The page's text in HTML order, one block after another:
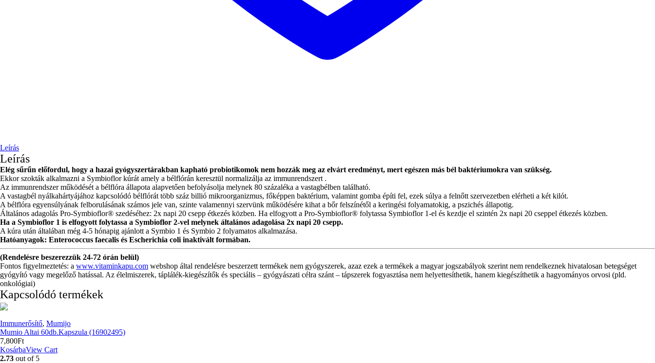
Leírás
Leírás
Elég sűrűn előfordul, hogy a hazai gyógyszertárakban kapható probiotikomok nem hozzák meg az elvárt eredményt, mert egészen más bél baktériumokra van szükség.
Ekkor szokták alkalmazni a Symbioflor kúrát amely a bélflórán keresztül normalizálja az immunrendszert .
Az immunrendszer működését a bélflóra állapota alapvetően befolyásolja melynek 80 százaléka a vastagbélben található.
A vastagbél nyálkahártyájához kapcsolódó bélflórát több száz billió mikroorganizmus, főképpen baktérium, valamint gomba építi fel, ezek súlya a felnőtt szervezetben elérheti a két kilót.
A bélflóra egyensúlyának felborulásának számos jele van, szinte valamennyi szervünk működésére kihat a bőr felszínétől a keringési folyamatokig, a pszichés állapotig.
Általános adagolás Pro-Symbioflor® szedéséhez: 2x napi 20 csepp étkezés közben. Ha elfogyott a Pro-Symbioflor® folytassa Symbioflor 1-el és kezdje el szintén 2x napi 20 cseppel étkezés közben.
Ha a Symbioflor 1 is elfogyott folytassa a Symbioflor 2-vel melynek általános adagolása 2x napi 20 csepp.
A kúra után általában még 4-5 hónapig ajánlott a Symbio 1 és Symbio 2 folyamatos alkalmazása.
Hatóanyagok: Enterococcus faecalis és Escherichia coli inaktivált formában.
(Rendelésre beszerezzük 24-72 órán belül)
Fontos figyelmeztetés: a www.vitaminkapu.com webshop által rendelésre beszerzett termékek nem gyógyszerek, azaz ezek a termékek a magyar jogszabályok szerint nem rendelkeznek hivatalosan betegséget
gyógyító vagy megelőző hatással. Az élelmiszerek, táplálék-kiegészítők és speciális – gyógyászati célra szánt – tápszerek fogyasztása nem helyettesíthetik, hanem kiegészíthetik a hagyományos orvosi (pld.
onkológiai)
Kapcsolódó termékek
Immunerősítő, Mumijo
Mumio Altai 60db.Kapszula (16902495)
7,800Ft
KosárbaView Cart
2.73 out of 5